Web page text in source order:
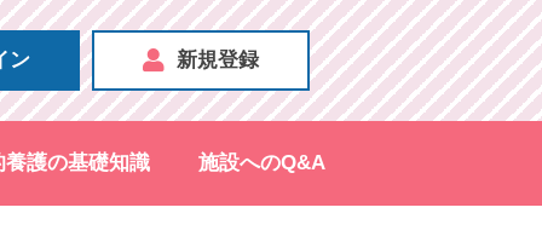
ン 新規登録
養護の基礎知識 施設へのQ&A